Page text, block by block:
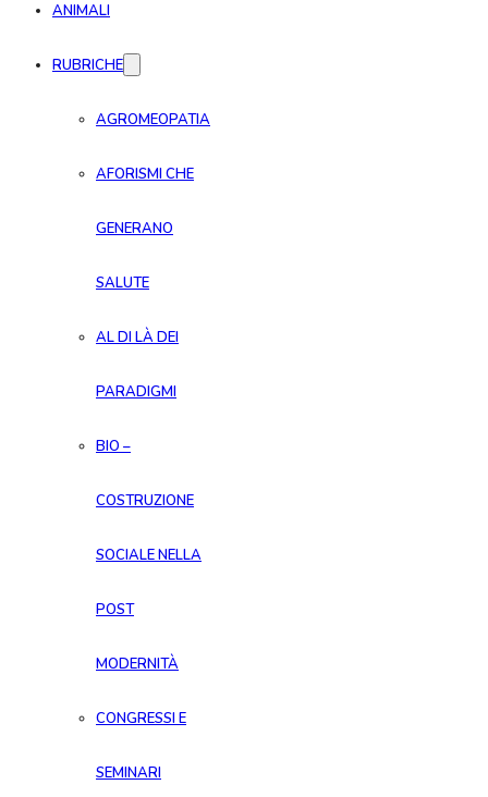
ANIMALI
RUBRICHE
AGROMEOPATIA
AFORISMI CHE
GENERANO
SALUTE
AL DI LÀ DEI
PARADIGMI
BIO –
COSTRUZIONE
SOCIALE NELLA
POST
MODERNITÀ
CONGRESSI E
SEMINARI